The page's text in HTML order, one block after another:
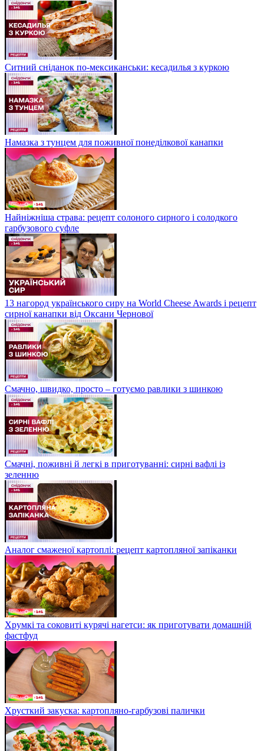
Ситний сніданок по-мексиканськи: кесадилья з куркою
Намазка з тунцем для поживної понеділкової канапки
Найніжніша страва: рецепт солоного сирного і солодкого
гарбузового суфле
13 нагород українського сиру на World Cheese Awards і рецепт
сирної канапки від Оксани Чернової
Смачно, швидко, просто – готуємо равлики з шинкою
Смачні, поживні й легкі в приготуванні: сирні вафлі із
зеленню
Аналог смаженої картоплі: рецепт картопляної запіканки
Хрумкі та соковиті курячі нагетси: як приготувати домашній
фастфуд
Хрусткий закуска: картопляно-гарбузові палички